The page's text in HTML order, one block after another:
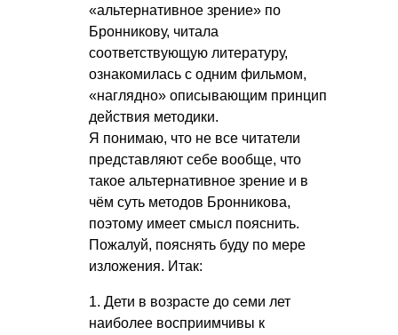
«альтернативное зрение» по
Бронникову, читала
соответствующую литературу,
ознакомилась с одним фильмом,
«наглядно» описывающим принцип
действия методики.
Я понимаю, что не все читатели
представляют себе вообще, что
такое альтернативное зрение и в
чём суть методов Бронникова,
поэтому имеет смысл пояснить.
Пожалуй, пояснять буду по мере
изложения. Итак:
1. Дети в возрасте до семи лет
наиболее восприимчивы к